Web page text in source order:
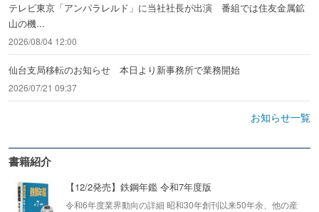
テレビ東京「アンパラレルド」に当社社長が出演 番組では住友金属鉱
山の機...
2026/08/04 12:00
仙台支局移転のお知らせ 本日より新事務所で業務開始
2026/07/21 09:37
お知らせ一覧
書籍紹介
【12/2発売】鉄鋼年鑑 令和7年度版
令和6年度業界動向の詳細 昭和30年創刊以来50年余、他の産